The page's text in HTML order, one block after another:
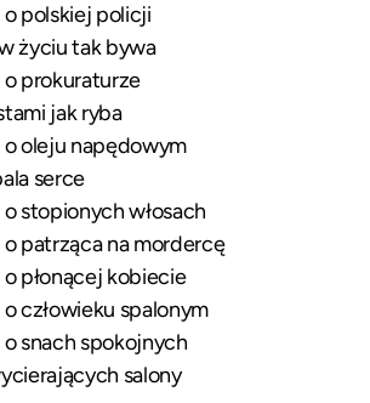
polskiej policji
życiu tak bywa
prokuraturze
jak ryba
oleju napędowym
serce
stopionych włosach
patrząca na mordercę
płonącej kobiecie
człowieku spalonym
snach spokojnych
salony